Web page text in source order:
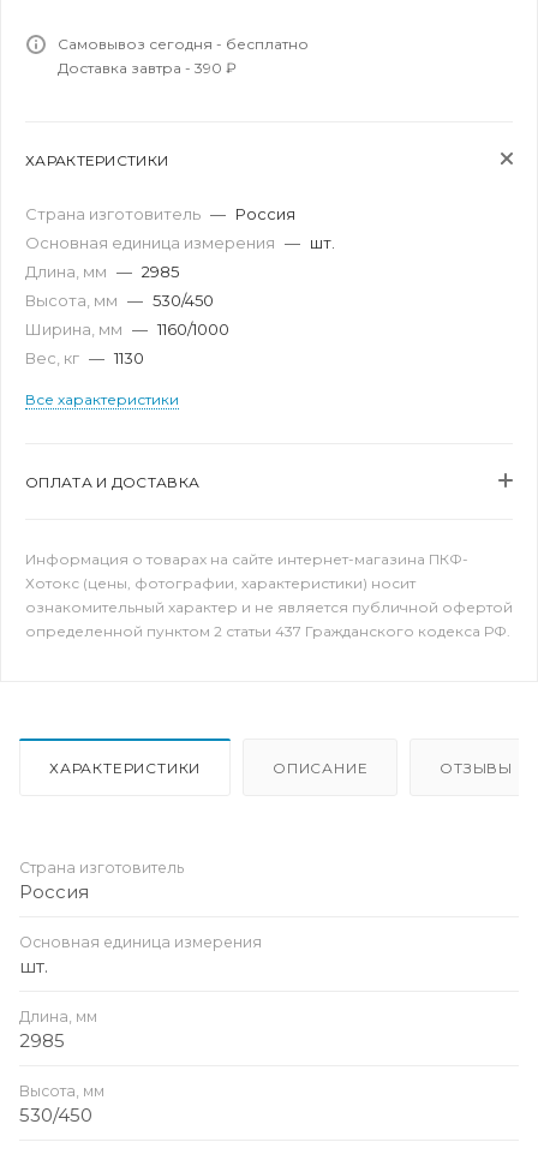
Самовывоз сегодня - бесплатно
Доставка завтра - 390 ₽
ХАРАКТЕРИСТИКИ
Страна изготовитель — Россия
Основная единица измерения — шт.
Длина, мм — 2985
Высота, мм — 530/450
Ширина, мм — 1160/1000
Вес, кг — 1130
Все характеристики
ОПЛАТА И ДОСТАВКА
Информация о товарах на сайте интернет-магазина ПКФ-
Хотокс (цены, фотографии, характеристики) носит
ознакомительный характер и не является публичной офертой
определенной пунктом 2 статьи 437 Гражданского кодекса РФ.
ХАРАКТЕРИСТИКИ ОПИСАНИЕ ОТЗЫВЫ
Страна изготовитель
Россия
Основная единица измерения
шт.
Длина, мм
2985
Высота, мм
530/450